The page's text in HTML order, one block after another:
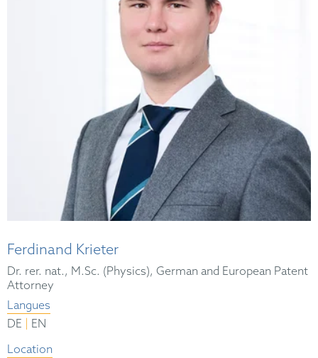
Ferdinand Krieter
Dr. rer. nat., M.Sc. (Physics), German and European Patent
Attorney
Langues
DE
EN
Location